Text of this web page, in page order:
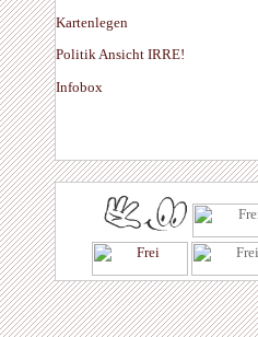
Kartenlegen
Politik Ansicht IRRE!
Infobox